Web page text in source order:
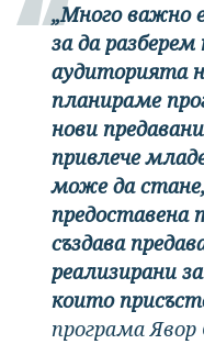
„Много важно
за да
аудиторията
планираме
нови
привлече
може да
предоставена
създава
реализирани
които
програма